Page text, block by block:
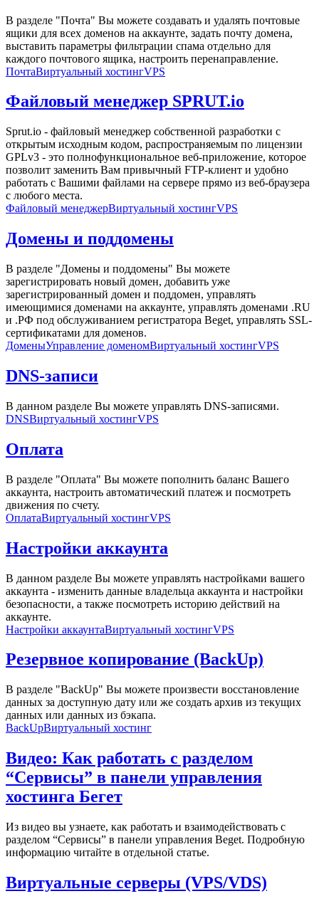
В разделе "Почта" Вы можете создавать и удалять почтовые
ящики для всех доменов на аккаунте, задать почту домена,
выставить параметры фильтрации спама отдельно для
каждого почтового ящика, настроить перенаправление.
ПочтаВиртуальный хостингVPS
Файловый менеджер SPRUT.io
Sprut.io - файловый менеджер собственной разработки с
открытым исходным кодом, распространяемым по лицензии
GPLv3 - это полнофункциональное веб-приложение, которое
позволит заменить Вам привычный FTP-клиент и удобно
работать с Вашими файлами на сервере прямо из веб-браузера
с любого места.
Файловый менеджерВиртуальный хостингVPS
Домены и поддомены
В разделе "Домены и поддомены" Вы можете
зарегистрировать новый домен, добавить уже
зарегистрированный домен и поддомен, управлять
имеющимися доменами на аккаунте, управлять доменами .RU
и .РФ под обслуживанием регистратора Beget, управлять SSL-
сертификатами для доменов.
ДоменыУправление доменомВиртуальный хостингVPS
DNS-записи
В данном разделе Вы можете управлять DNS-записями.
DNSВиртуальный хостингVPS
Оплата
В разделе "Оплата" Вы можете пополнить баланс Вашего
аккаунта, настроить автоматический платеж и посмотреть
движения по счету.
ОплатаВиртуальный хостингVPS
Настройки аккаунта
В данном разделе Вы можете управлять настройками вашего
аккаунта - изменить данные владельца аккаунта и настройки
безопасности, а также посмотреть историю действий на
аккаунте.
Настройки аккаунтаВиртуальный хостингVPS
Резервное копирование (BackUp)
В разделе "BackUp" Вы можете произвести восстановление
данных за доступную дату или же создать архив из текущих
данных или данных из бэкапа.
BackUpВиртуальный хостинг
Видео: Как работать с разделом
“Сервисы” в панели управления
хостинга Бегет
Из видео вы узнаете, как работать и взаимодействовать с
разделом “Сервисы” в панели управления Beget. Подробную
информацию читайте в отдельной статье.
Виртуальные серверы (VPS/VDS)